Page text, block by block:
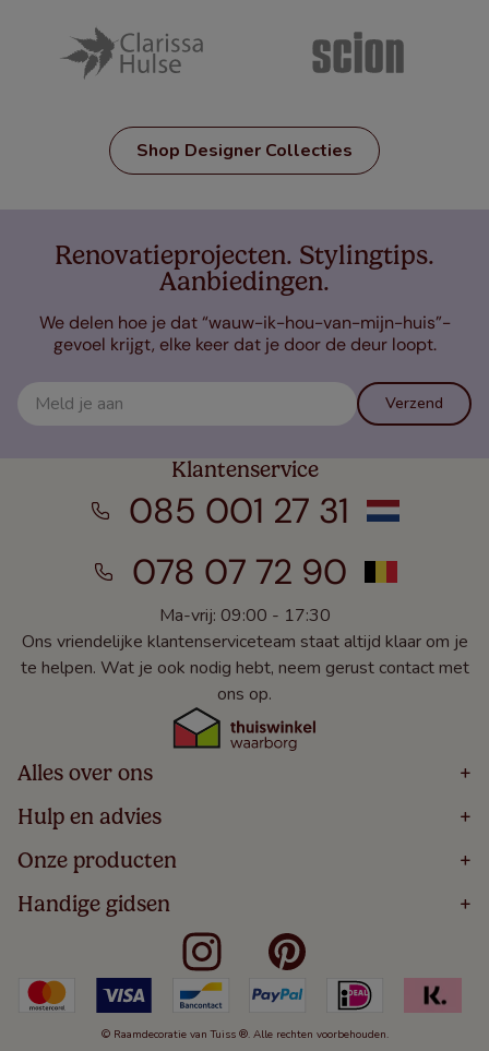
Shop Designer Collecties
Renovatieprojecten. Stylingtips.
Aanbiedingen.
We delen hoe je dat “wauw-ik-hou-van-mijn-huis”-
gevoel krijgt, elke keer dat je door de deur loopt.
Verzend
Klantenservice
085 001 27 31
078 07 72 90
Ma-vrij: 09:00 - 17:30
Ons vriendelijke klantenserviceteam staat altijd klaar om je
te helpen. Wat je ook nodig hebt, neem gerust contact met
ons op.
Alles over ons +
Home
Over
Bestellen
Winacties
Veelgestelde Vragen
Hulp en advies +
Volg Je Bestelling
Levering
5 Jaar Garantie
Algemene Voorwaarden
Kindveiligheid
Cookies
Herroepingsrecht
Onze producten +
Houten Jaloezieën
Rolgordijnen
Verticale Jaloezieën
Duo Rolgordijnen
Duo Plisségordijnen
Handige gidsen +
Meten Voor Raamdecoratie
Badkamer Raamdecoratie
Slaapkamer Raamdecoratie
Keuken Raamdecoratie
De Jaloezieën Gids
© Raamdecoratie van Tuiss ®. Alle rechten voorbehouden.